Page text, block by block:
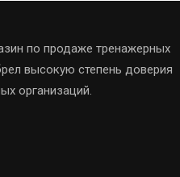
по продаже тренажерных
высокую степень доверия
организаций.